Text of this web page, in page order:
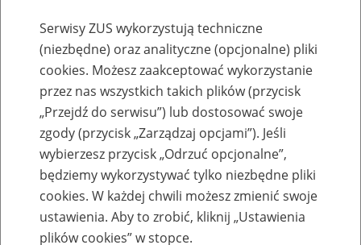
Emerytury
Baza zlikwidowanych lub
przekształconych zakładów pracy
Serwisy ZUS wykorzystują techniczne
(niezbędne) oraz analityczne (opcjonalne) pliki
cookies. Możesz zaakceptować wykorzystanie
przez nas wszystkich takich plików (przycisk
„Przejdź do serwisu”) lub dostosować swoje
zgody (przycisk „Zarządzaj opcjami”). Jeśli
wybierzesz przycisk „Odrzuć opcjonalne”,
będziemy wykorzystywać tylko niezbędne pliki
cookies. W każdej chwili możesz zmienić swoje
ustawienia. Aby to zrobić, kliknij „Ustawienia
plików cookies” w stopce.